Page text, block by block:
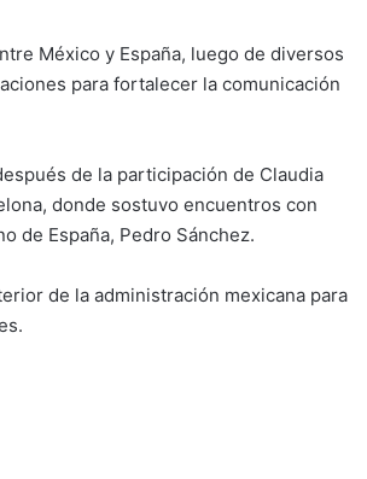
México y España, luego de diversos
para fortalecer la comunicación
de la participación de Claudia
donde sostuvo encuentros con
de España, Pedro Sánchez.
de la administración mexicana para